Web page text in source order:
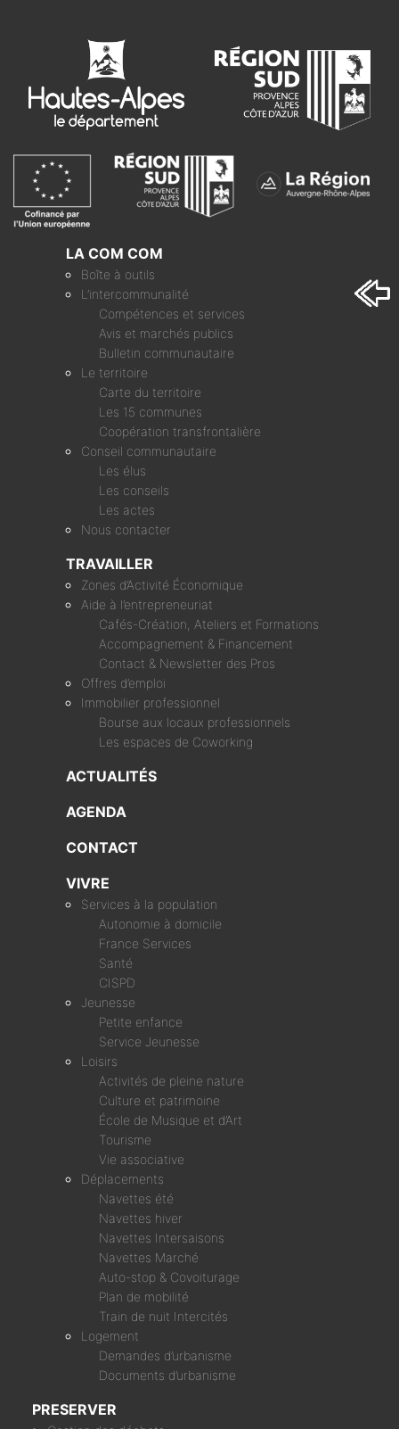
LA COM COM
Boîte à outils
L’intercommunalité
Compétences et services
Avis et marchés publics
Bulletin communautaire
Le territoire
Carte du territoire
Les 15 communes
Coopération transfrontalière
Conseil communautaire
Les élus
Les conseils
Les actes
Nous contacter
TRAVAILLER
Zones d’Activité Économique
Aide à l’entrepreneuriat
Cafés-Création, Ateliers et Formations
Accompagnement & Financement
Contact & Newsletter des Pros
Offres d’emploi
Immobilier professionnel
Bourse aux locaux professionnels
Les espaces de Coworking
ACTUALITÉS
AGENDA
CONTACT
VIVRE
Services à la population
Autonomie à domicile
France Services
Santé
CISPD
Jeunesse
Petite enfance
Service Jeunesse
Loisirs
Activités de pleine nature
Culture et patrimoine
École de Musique et d’Art
Tourisme
Vie associative
Déplacements
Navettes été
Navettes hiver
Navettes Intersaisons
Navettes Marché
Auto-stop & Covoiturage
Plan de mobilité
Train de nuit Intercités
Logement
Demandes d’urbanisme
Documents d’urbanisme
PRESERVER